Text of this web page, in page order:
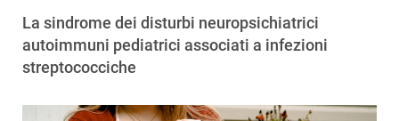
La sindrome dei disturbi neuropsichiatrici
autoimmuni pediatrici associati a infezioni
streptococciche